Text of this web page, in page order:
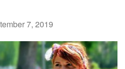
7, 2019